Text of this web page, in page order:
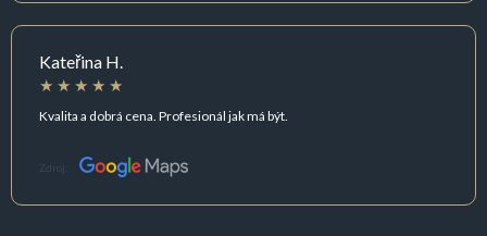
Kateřina H.
Kvalita a dobrá cena. Profesionál jak má být.
Zdroj: